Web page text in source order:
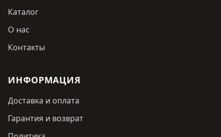
Каталог
О нас
Контакты
ИНФОРМАЦИЯ
Доставка и оплата
Гарантия и возврат